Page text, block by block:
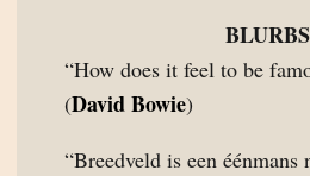
BLURBS
“How does it feel to be
(David Bowie)
“Breedveld is een éénmans